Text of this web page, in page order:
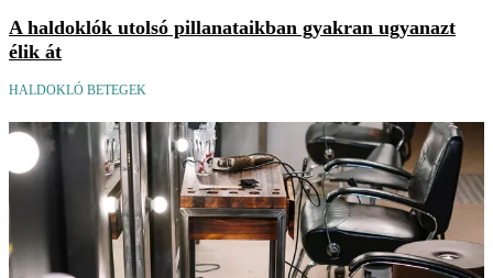
A haldoklók utolsó pillanataikban gyakran ugyanazt
élik át
HALDOKLÓ BETEGEK